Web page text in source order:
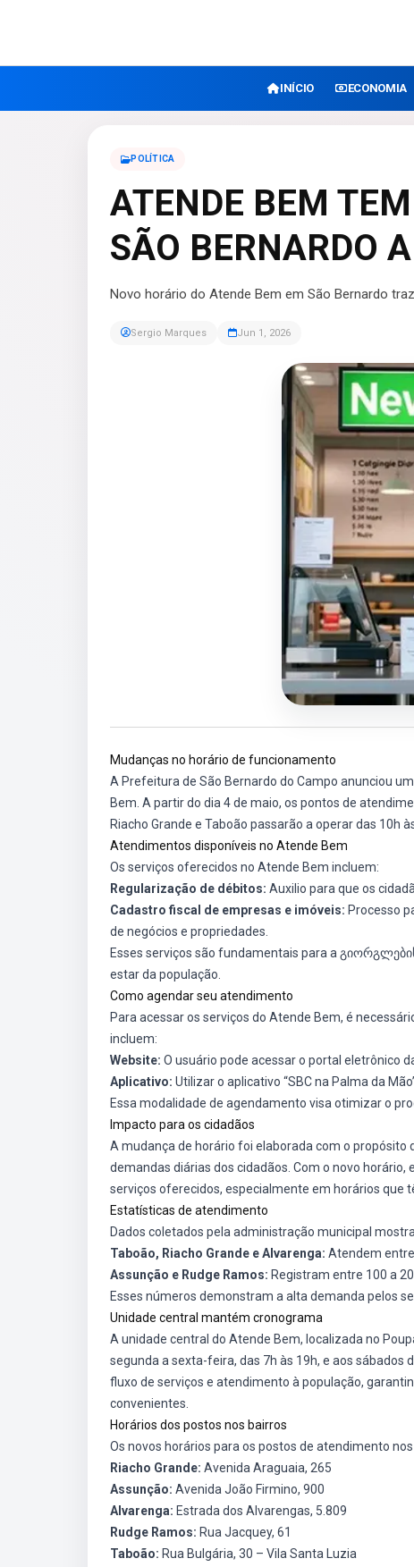
INÍCIO ECONOMIA
POLÍTICA
ATENDE BEM
SÃO BERNARDO
Novo horário do Atende Bem em São Bernardo
Sergio Marques Jun 1, 2026
Mudanças no horário de funcionamento
A Prefeitura de São Bernardo do Campo anunciou
Bem. A partir do dia 4 de maio, os pontos de
Riacho Grande e Taboão passarão a operar das 10h
Atendimentos disponíveis no Atende Bem
Os serviços oferecidos no Atende Bem incluem:
Regularização de débitos: Auxilio para que os
Cadastro fiscal de empresas e imóveis: Processo
de negócios e propriedades.
Esses serviços são fundamentais para a
estar da população.
Como agendar seu atendimento
Para acessar os serviços do Atende Bem, é
incluem:
Website: O usuário pode acessar o portal eletrônico
Aplicativo: Utilizar o aplicativo “SBC na Palma da
Essa modalidade de agendamento visa otimizar o
Impacto para os cidadãos
A mudança de horário foi elaborada com o
demandas diárias dos cidadãos. Com o novo
serviços oferecidos, especialmente em horários que
Estatísticas de atendimento
Dados coletados pela administração municipal
Taboão, Riacho Grande e Alvarenga: Atendem
Assunção e Rudge Ramos: Registram entre 100 a
Esses números demonstram a alta demanda pelos
Unidade central mantém cronograma
A unidade central do Atende Bem, localizada no
segunda a sexta-feira, das 7h às 19h, e aos sábados
fluxo de serviços e atendimento à população,
convenientes.
Horários dos postos nos bairros
Os novos horários para os postos de atendimento
Riacho Grande: Avenida Araguaia, 265
Assunção: Avenida João Firmino, 900
Alvarenga: Estrada dos Alvarengas, 5.809
Rudge Ramos: Rua Jacquey, 61
Taboão: Rua Bulgária, 30 – Vila Santa Luzia